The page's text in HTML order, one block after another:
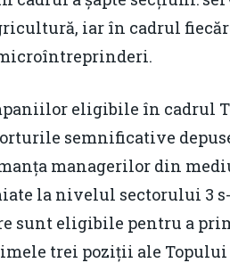
iar în cadrul
eligibile în cadrul
semnificative
managerilor din
la nivelul sectorului 3
sunt eligibile pentru a
trei poziții ale